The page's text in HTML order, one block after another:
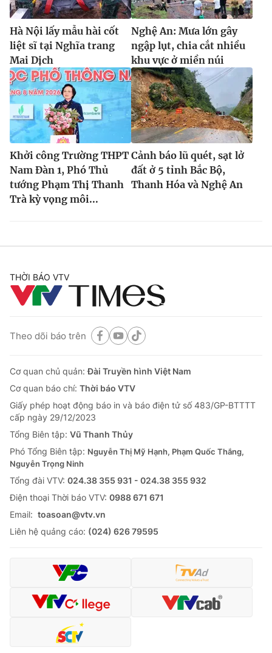
Hà Nội lấy mẫu hài cốt
liệt sĩ tại Nghĩa trang
Mai Dịch
Nghệ An: Mưa lớn gây
ngập lụt, chia cắt nhiều
khu vực ở miền núi
Khởi công Trường THPT
Nam Đàn 1, Phó Thủ
tướng Phạm Thị Thanh
Trà kỳ vọng môi...
Cảnh báo lũ quét, sạt lở
đất ở 5 tỉnh Bắc Bộ,
Thanh Hóa và Nghệ An
THỜI BÁO VTV
Theo dõi báo trên
Cơ quan chủ quản:Đài Truyền hình Việt Nam
Cơ quan báo chí: Thời báo VTV
Giấy phép hoạt động báo in và báo điện tử số 483/GP-BTTTT
cấp ngày 29/12/2023
Tổng Biên tập: Vũ Thanh Thủy
Phó Tổng Biên tập: Nguyễn Thị Mỹ Hạnh, Phạm Quốc Thắng,
Nguyễn Trọng Ninh
Tổng đài VTV: 024.38 355 931 - 024.38 355 932
Ðiện thoại Thời báo VTV: 0988 671 671
Email: toasoan@vtv.vn
Liên hệ quảng cáo: (024) 626 79595